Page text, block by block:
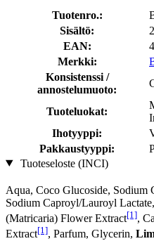
Tuotenro.:
Sisältö:
EAN:
Merkki:
Konsistenssi /
annostelumuoto:
Tuoteluokat:
Ihotyyppi:
Pakkaustyyppi:
Tuoteseloste (INCI)
Aqua, Coco Glucoside, Sodium
Sodium Caproyl/Lauroyl
(Matricaria) Flower Extract[1],
Extract[1], Parfum, Glycerin,